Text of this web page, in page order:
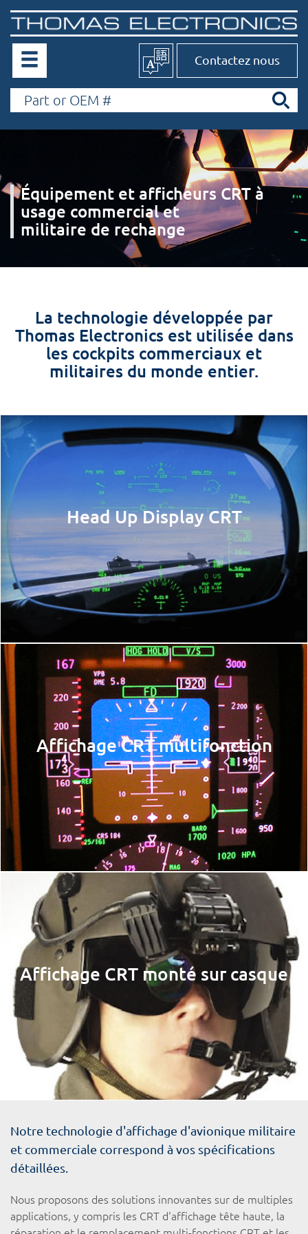
Contactez nous
Équipement et afficheurs CRT à
usage commercial et
militaire de rechange
La technologie développée par
Thomas Electronics est utilisée dans
les cockpits commerciaux et
militaires du monde entier.
Head Up Display CRT
Affichage CRT multifonction
Affichage CRT monté sur casque
Notre technologie d'affichage d'avionique militaire
et commerciale correspond à vos spécifications
détaillées.
Nous proposons des solutions innovantes sur de multiples
applications, y compris les CRT d'affichage tête haute, la